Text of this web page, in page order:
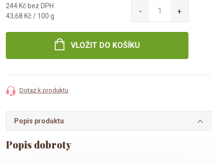
244 Kč bez DPH
Měrná
43,68 Kč / 100 g
VLOŽIT DO KOŠÍKU
Dotaz k produktu
Popis produktu